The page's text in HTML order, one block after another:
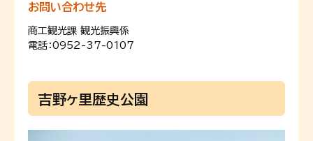
お問い合わせ先
商工観光課 観光振興係
電話：0952-37-0107
吉野ヶ里歴史公園